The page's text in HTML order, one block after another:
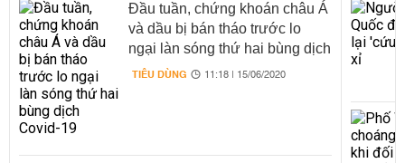
Đầu tuần, chứng khoán châu Á
và dầu bị bán tháo trước lo
ngại làn sóng thứ hai bùng dịch
Covid-19
TIÊU DÙNG 11:18 | 15/06/2020